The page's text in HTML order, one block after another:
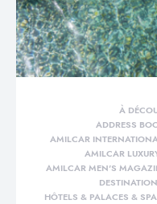
À
ADDRESS
AMILCAR
AMILCAR
AMILCAR MEN'S
HÔTELS & PALACES & SPA